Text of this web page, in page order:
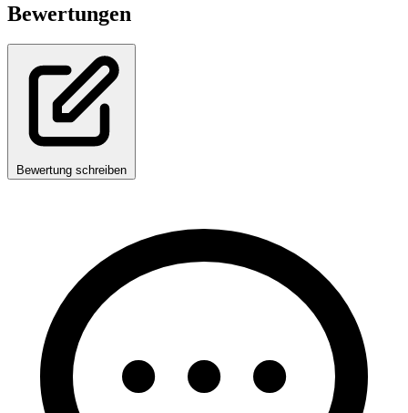
Bewertungen
Bewertung schreiben